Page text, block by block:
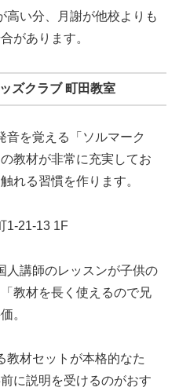
高い分、月謝が他校よりも
があります。
ズクラブ 町田教室
音を覚える「ソルマーク
教材が非常に充実してお
れる習慣を作ります。
1-21-13 1F
人講師のレッスンが子供の
教材を長く使えるので兄
。
教材セットが本格的なた
に説明を受けるのがおす